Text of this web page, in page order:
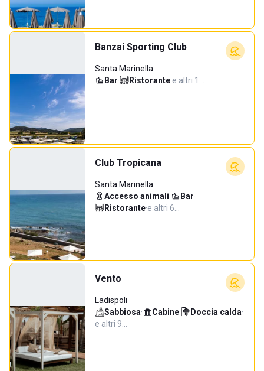
Banzai Sporting Club
Santa Marinella
Bar· Ristorante·e altri 1…
Club Tropicana
Santa Marinella
Accesso animali· Bar·
Ristorante·e altri 6…
Vento
Ladispoli
Sabbiosa· Cabine· Doccia calda·
e altri 9…